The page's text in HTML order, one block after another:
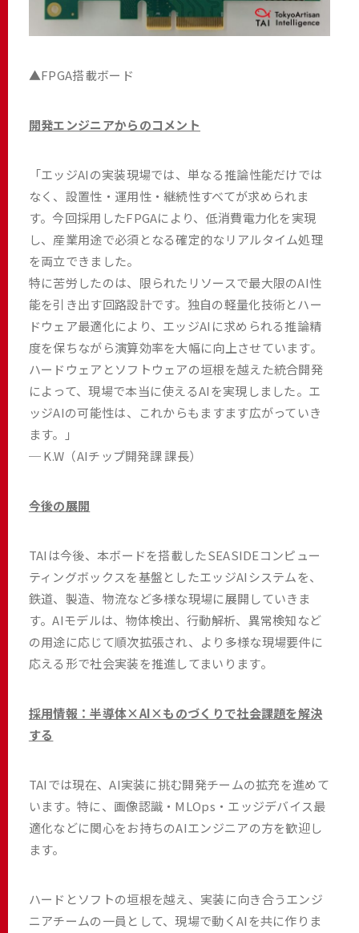
▲FPGA搭載ボード
開発エンジニアからのコメント
「エッジAIの実装現場では、単なる推論性能だけでは
なく、設置性・運用性・継続性すべてが求められま
す。今回採用したFPGAにより、低消費電力化を実現
し、産業用途で必須となる確定的なリアルタイム処理
を両立できました。
特に苦労したのは、限られたリソースで最大限のAI性
能を引き出す回路設計です。独自の軽量化技術とハー
ドウェア最適化により、エッジAIに求められる推論精
度を保ちながら演算効率を大幅に向上させています。
ハードウェアとソフトウェアの垣根を越えた統合開発
によって、現場で本当に使えるAIを実現しました。エ
ッジAIの可能性は、これからもますます広がっていき
ます。」
─ K.W（AIチップ開発課 課長）
今後の展開
TAIは今後、本ボードを搭載したSEASIDEコンピュー
ティングボックスを基盤としたエッジAIシステムを、
鉄道、製造、物流など多様な現場に展開していきま
す。AIモデルは、物体検出、行動解析、異常検知など
の用途に応じて順次拡張され、より多様な現場要件に
応える形で社会実装を推進してまいります。
採用情報：半導体×AI×ものづくりで社会課題を解決
する
TAIでは現在、AI実装に挑む開発チームの拡充を進めて
います。特に、画像認識・MLOps・エッジデバイス最
適化などに関心をお持ちのAIエンジニアの方を歓迎し
ます。
ハードとソフトの垣根を越え、実装に向き合うエンジ
ニアチームの一員として、現場で動くAIを共に作りま